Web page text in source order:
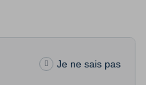
Je ne sais pas